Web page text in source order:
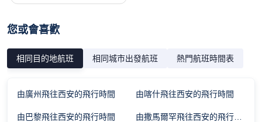
您或會喜歡
相同目的地航班 相同城市出發航班 熱門航班時間表
由廣州飛往西安的飛行時間 由喀什飛往西安的飛行時間
由巴黎飛往西安的飛行時間